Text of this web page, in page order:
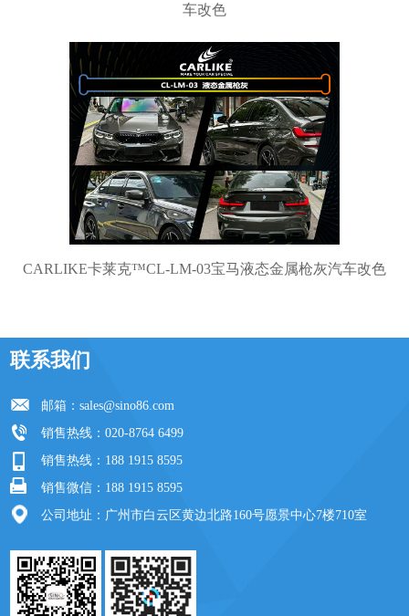
车改色
CARLIKE卡莱克™CL-LM-03宝马液态金属枪灰汽车改色
联系我们
邮箱：sales@sino86.com
销售热线：020-8764 6499
销售热线：188 1915 8595
销售微信：188 1915 8595
公司地址：广州市白云区黄边北路160号愿景中心7楼710室